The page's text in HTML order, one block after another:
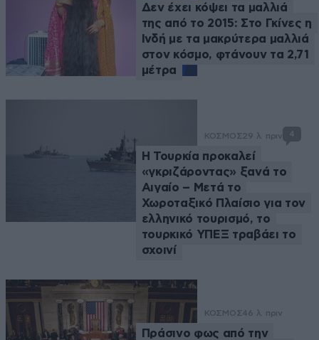
Δεν έχει κόψει τα μαλλιά
της από το 2015: Στο Γκίνες η
Ινδή με τα μακρύτερα μαλλιά
στον κόσμο, φτάνουν τα 2,71
μέτρα
ΚΟΣΜΟΣ29 λ. πριν 4
Η Τουρκία προκαλεί
«γκριζάροντας» ξανά το
Αιγαίο – Μετά το
Χωροταξικό Πλαίσιο για τον
ελληνικό τουρισμό, το
τουρκικό ΥΠΕΞ τραβάει το
σχοινί
ΚΟΣΜΟΣ46 λ. πριν
Πράσινο φως από την